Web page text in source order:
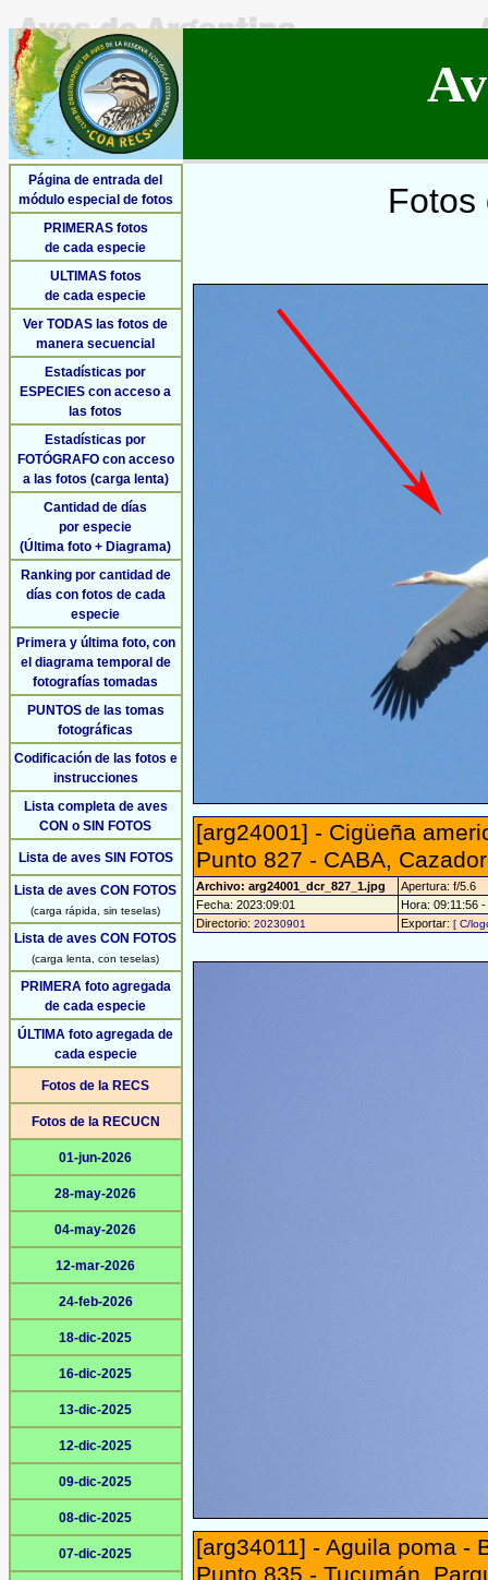
Página de entrada del
módulo especial de fotos
PRIMERAS fotos
de cada especie
ULTIMAS fotos
de cada especie
Ver TODAS las fotos de
manera secuencial
Estadísticas por
ESPECIES con acceso a
las fotos
Estadísticas por
FOTÓGRAFO con acceso
a las fotos (carga lenta)
Cantidad de días
por especie
(Última foto + Diagrama)
Ranking por cantidad de
días con fotos de cada
especie
Primera y última foto, con
el diagrama temporal de
fotografías tomadas
PUNTOS de las tomas
fotográficas
Codificación de las fotos e
instrucciones
Lista completa de aves
CON o SIN FOTOS
Lista de aves SIN FOTOS
Lista de aves CON FOTOS
(carga rápida, sin teselas)
Lista de aves CON FOTOS
(carga lenta, con teselas)
PRIMERA foto agregada
de cada especie
ÚLTIMA foto agregada de
cada especie
Fotos de la RECS
Fotos de la RECUCN
01-jun-2026
28-may-2026
04-may-2026
12-mar-2026
24-feb-2026
18-dic-2025
16-dic-2025
13-dic-2025
12-dic-2025
09-dic-2025
08-dic-2025
07-dic-2025
Fotos
[arg24001] - Cigüeña
Punto 827 - CABA,
Archivo: arg24001_dcr_827_1.jpg
Apertura: f/5.6
Fecha: 2023:09:01
Hora: 09:11:56
Directorio: 20230901 Exportar: [ C/
[arg34011] - Aguila poma -
Punto 835 - Tucumán,